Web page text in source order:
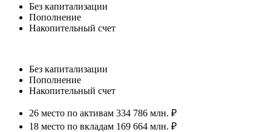
Без капитализации
Пополнение
Накопительный счет
Без капитализации
Пополнение
Накопительный счет
26 место по активам 334 786 млн. ₽
18 место по вкладам 169 664 млн. ₽